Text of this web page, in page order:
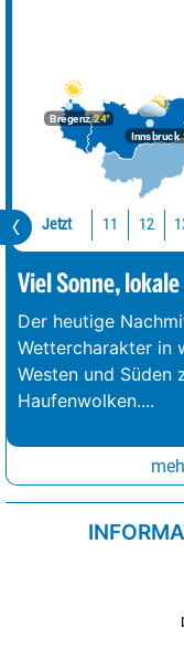
Bregenz24°
Innsbruck
Jetzt 11 12
Viel Sonne,
Der heutige
Wettercharakter in
Westen und Süden
Haufenwolken....